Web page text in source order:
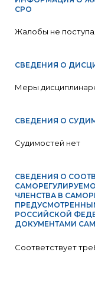
СРО
Жалобы не
СВЕДЕНИЯ О
Меры
СВЕДЕНИЯ О
Судимостей нет
СВЕДЕНИЯ О
ЧЛЕНСТВА В
РОССИЙСКОЙ
ДОКУМЕНТАМИ
Соответствует